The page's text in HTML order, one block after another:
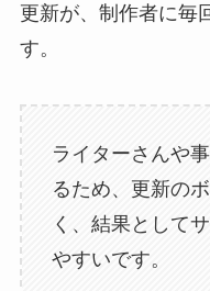
更新が、制作者に毎
す。
ライターさんや
るため、更新の
く、結果として
やすいです。